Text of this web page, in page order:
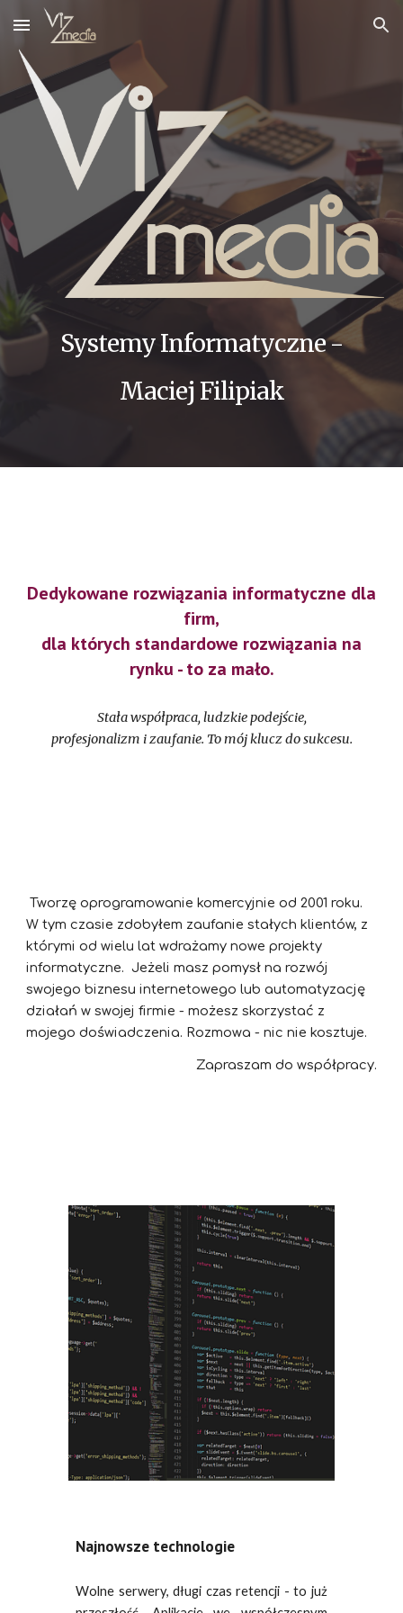
Skip to main content Skip to navigation
Systemy Informatyczne -
Maciej Filipiak
Dedykowane rozwiązania informatyczne dla
firm,
dla których standardowe rozwiązania na
rynku - to za mało.
Stała współpraca, ludzkie podejście,
profesjonalizm i zaufanie. To mój klucz do sukcesu.
Tworzę oprogramowanie komercyjnie od 2001 roku.
W tym czasie zdobyłem zaufanie stałych klientów, z
którymi od wielu lat wdrażamy nowe projekty
informatyczne. Jeżeli masz pomysł na rozwój
swojego biznesu internetowego lub automatyzację
działań w swojej firmie - możesz skorzystać z
mojego doświadczenia. Rozmowa - nic nie kosztuje.
Zapraszam do współpracy.
Najnowsze technologie
Wolne serwery, długi czas retencji - to już